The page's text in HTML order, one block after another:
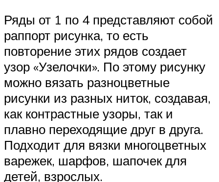
Ряды от 1 по 4 представляют собой
раппорт рисунка, то есть
повторение этих рядов создает
узор «Узелочки». По этому рисунку
можно вязать разноцветные
рисунки из разных ниток, создавая,
как контрастные узоры, так и
плавно переходящие друг в друга.
Подходит для вязки многоцветных
варежек, шарфов, шапочек для
детей, взрослых.